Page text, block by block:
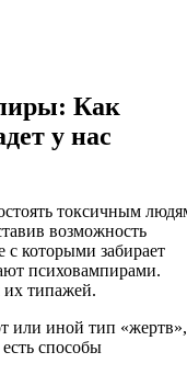
Как
у нас
токсичным
возможность
которыми забирает
психовампирами.
их типажей.
или иной тип «жертв»,
способы